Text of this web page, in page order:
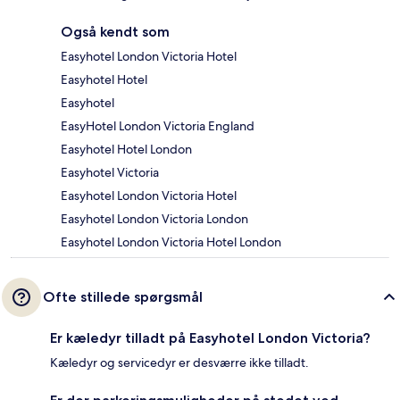
Også kendt som
Easyhotel London Victoria Hotel
Easyhotel Hotel
Easyhotel
EasyHotel London Victoria England
Easyhotel Hotel London
Easyhotel Victoria
Easyhotel London Victoria Hotel
Easyhotel London Victoria London
Easyhotel London Victoria Hotel London
Ofte stillede spørgsmål
Er kæledyr tilladt på Easyhotel London Victoria?
Kæledyr og servicedyr er desværre ikke tilladt.